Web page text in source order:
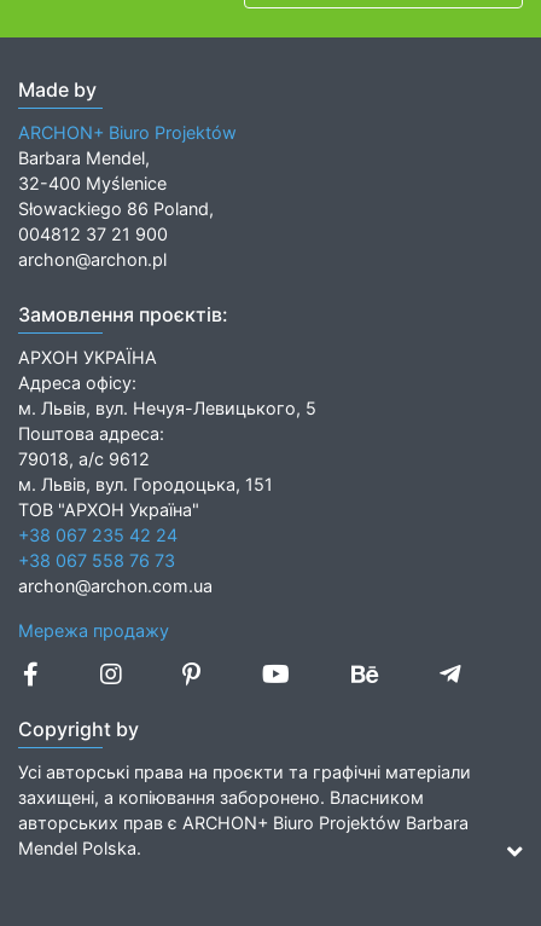
Made by
ARCHON+ Biuro Projektów
Barbara Mendel,
32-400 Myślenice
Słowackiego 86 Poland,
004812 37 21 900
archon@archon.pl
Замовлення проєктів:
АРХОН УКРАЇНА
Адреса офісу:
м. Львів, вул. Нечуя-Левицького, 5
Поштова адреса:
79018, а/с 9612
м. Львів, вул. Городоцька, 151
ТОВ "АРХОН Україна"
+38 067 235 42 24
+38 067 558 76 73
archon@archon.com.ua
Мережа продажу
Copyright by
Усі авторські права на проєкти та графічні матеріали
захищені, а копіювання заборонено. Власником
авторських прав є ARCHON+ Biuro Projektów Barbara
Mendel Polska.